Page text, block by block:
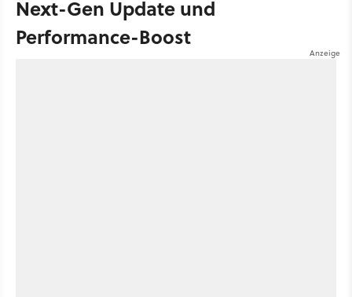
Next-Gen Update und
Performance-Boost